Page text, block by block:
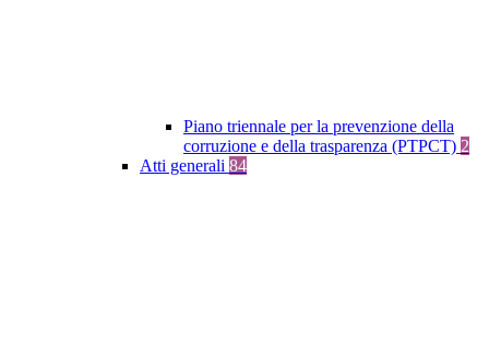
Piano triennale per la prevenzione della
corruzione e della trasparenza (PTPCT) 2
Atti generali 84